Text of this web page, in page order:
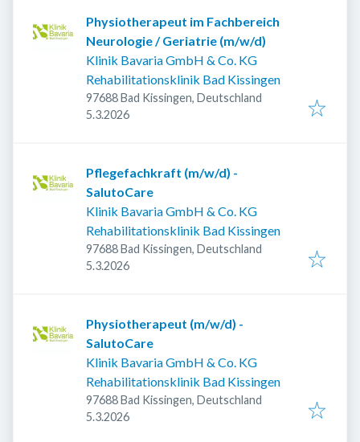
Physiotherapeut im Fachbereich
Neurologie / Geriatrie (m/w/d)
Klinik Bavaria GmbH & Co. KG
Rehabilitationsklinik Bad Kissingen
97688 Bad Kissingen, Deutschland
Veröffentlicht
5.3.2026
Pflegefachkraft (m/w/d) -
SalutoCare
Klinik Bavaria GmbH & Co. KG
Rehabilitationsklinik Bad Kissingen
97688 Bad Kissingen, Deutschland
Veröffentlicht
5.3.2026
Physiotherapeut (m/w/d) -
SalutoCare
Klinik Bavaria GmbH & Co. KG
Rehabilitationsklinik Bad Kissingen
97688 Bad Kissingen, Deutschland
Veröffentlicht
5.3.2026